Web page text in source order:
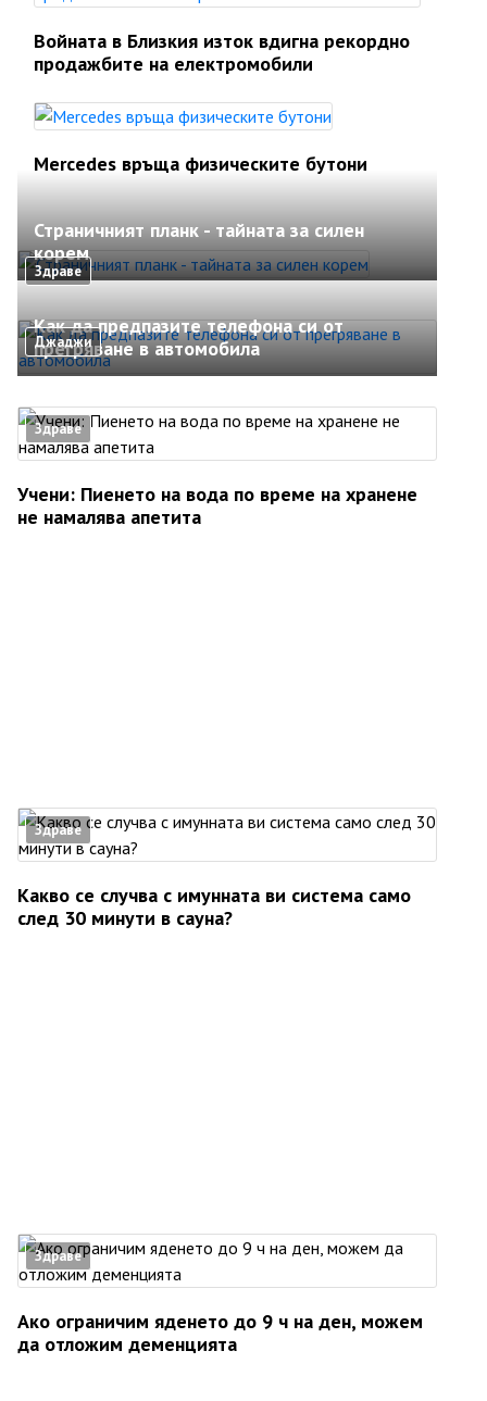
Войната в Близкия изток вдигна рекордно
продажбите на електромобили
Mercedes връща физическите бутони
Здраве
Страничният планк - тайната за силен
корем
Джаджи
Как да предпазите телефона си от
прегряване в автомобила
Здраве
Учени: Пиенето на вода по време на хранене
не намалява апетита
Здраве
Какво се случва с имунната ви система само
след 30 минути в сауна?
Здраве
Ако ограничим яденето до 9 ч на ден, можем
да отложим деменцията